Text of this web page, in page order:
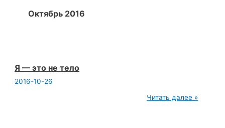
Октябрь 2016
Я — это не тело
2016-10-26
Я
Читать далее »